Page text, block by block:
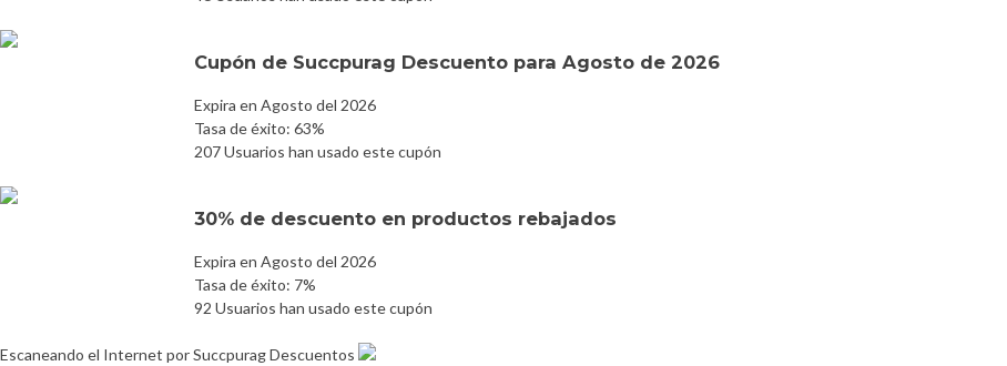
Cupón de Succpurag Descuento para Agosto de 2026
Expira en Agosto del 2026
Tasa de éxito: 63%
207 Usuarios han usado este cupón
30% de descuento en productos rebajados
Expira en Agosto del 2026
Tasa de éxito: 7%
92 Usuarios han usado este cupón
Escaneando el Internet por Succpurag Descuentos